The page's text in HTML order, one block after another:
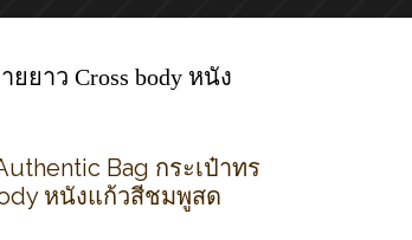
ยยาว Cross body หนัง
Bag กระเป๋าทร
หนังแก้วสีชมพูสด